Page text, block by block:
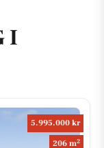
I
5.995.000 kr
206 m2